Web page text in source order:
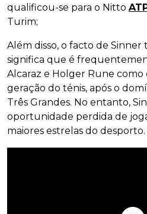
qualificou-se para o Nitto
Turim;
Além disso, o facto de Sinner
significa que é
Alcaraz e Holger Rune como
geração do ténis, após o
Três Grandes. No entanto,
oportunidade perdida de
maiores estrelas do desporto.